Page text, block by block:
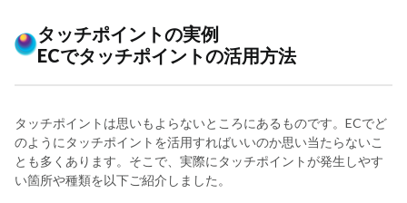
タッチポイントの実例
ECでタッチポイントの活用方法
タッチポイントは思いもよらないところにあるものです。ECでど
のようにタッチポイントを活用すればいいのか思い当たらないこ
とも多くあります。そこで、実際にタッチポイントが発生しやす
い箇所や種類を以下ご紹介しました。